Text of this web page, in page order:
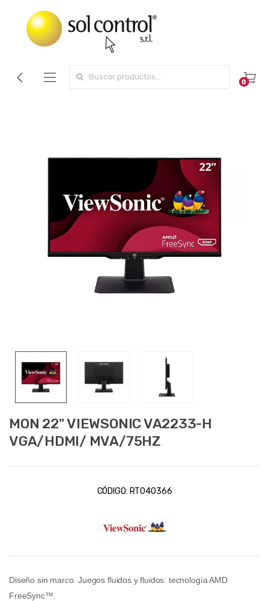
0
MON 22" VIEWSONIC VA2233-H
VGA/HDMI/ MVA/75HZ
CÓDIGO: RT040366
Diseño sin marco.Juegos fluidos y fluidos: tecnología AMD
FreeSync™.